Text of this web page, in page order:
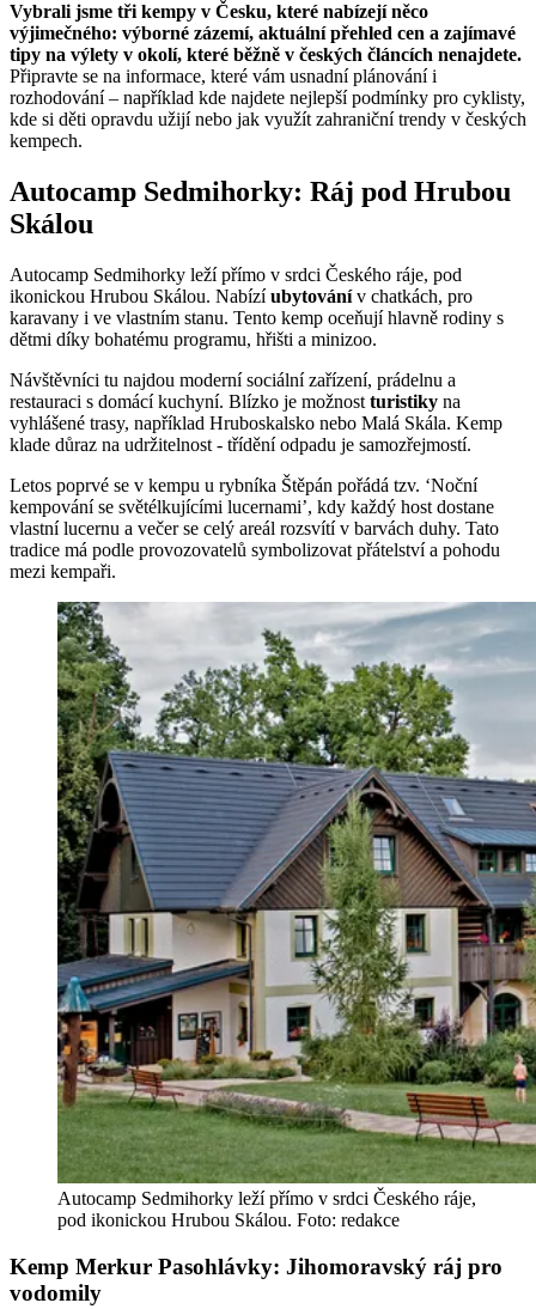
Vybrali jsme tři kempy v Česku, které nabízejí něco
výjimečného: výborné zázemí, aktuální přehled cen a zajímavé
tipy na výlety v okolí, které běžně v českých článcích nenajdete.
Připravte se na informace, které vám usnadní plánování i
rozhodování – například kde najdete nejlepší podmínky pro cyklisty,
kde si děti opravdu užijí nebo jak využít zahraniční trendy v českých
kempech.
Autocamp Sedmihorky: Ráj pod Hrubou
Skálou
Autocamp Sedmihorky leží přímo v srdci Českého ráje, pod
ikonickou Hrubou Skálou. Nabízíubytovánív chatkách, pro
karavany i ve vlastním stanu. Tento kemp oceňují hlavně rodiny s
dětmi díky bohatému programu, hřišti a minizoo.
Návštěvníci tu najdou moderní sociální zařízení, prádelnu a
restauraci s domácí kuchyní. Blízko je možnost turistiky na
vyhlášené trasy, například Hruboskalsko nebo Malá Skála. Kemp
klade důraz na udržitelnost - třídění odpadu je samozřejmostí.
Letos poprvé se v kempu u rybníka Štěpán pořádá tzv. ‘Noční
kempování se světélkujícími lucernami’, kdy každý host dostane
vlastní lucernu a večer se celý areál rozsvítí v barvách duhy. Tato
tradice má podle provozovatelů symbolizovat přátelství a pohodu
mezi kempaři.
Autocamp Sedmihorky leží přímo v srdci Českého ráje,
pod ikonickou Hrubou Skálou. Foto: redakce
Kemp Merkur Pasohlávky: Jihomoravský ráj pro
vodomily